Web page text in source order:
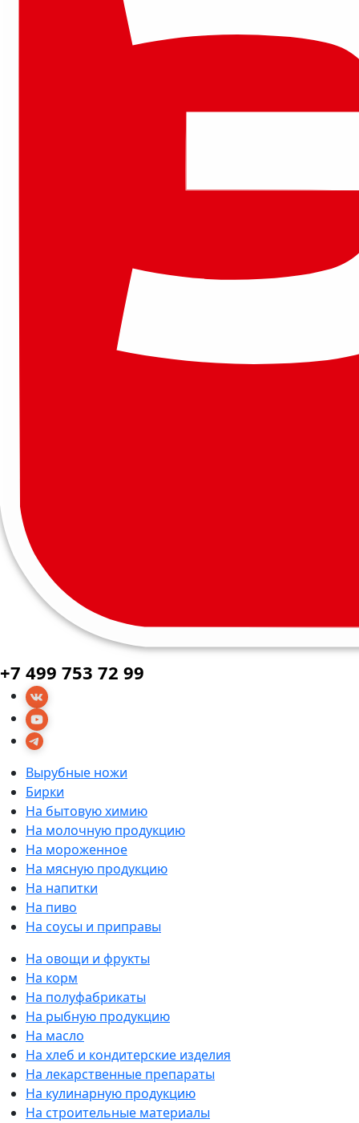
+7 499 753 72 99
Вырубные ножи
Бирки
На бытовую химию
На молочную продукцию
На мороженное
На мясную продукцию
На напитки
На пиво
На соусы и приправы
На овощи и фрукты
На корм
На полуфабрикаты
На рыбную продукцию
На масло
На хлеб и кондитерские изделия
На лекарственные препараты
На кулинарную продукцию
На строительные материалы